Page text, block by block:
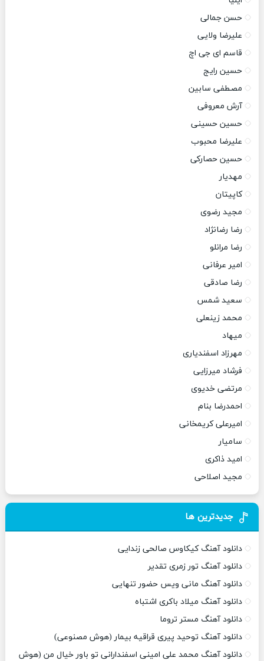
حسن جمالی
علیرضا ولایی
قاسم ای جی اچ
حسین رایج
مصطفی سابین
آرش معروفی
حسین حسینی
علیرضا محبوب
حسین حصارکی
مهدیار
کاپیتان
مجید رضوی
رضا رضانژاد
رضا مرانلو
امیر عرفانی
رضا صادقی
سعید شمس
محمد زینعلی
میهاد
مهرزاد اسفندیاری
فرشاد میرزایی
مرتضی خدیوی
احمدرضا بنام
امیرعلی کریمخانی
سامیار
امید ذاکری
مجید اصلاحی
جدیدترین ها
دانلود آهنگ کیکاوس صالحی زندایی
دانلود آهنگ تور زمری تقدیر
دانلود آهنگ مانی ویس حضور تنهایی
دانلود آهنگ میلاد باکری اشتباه
دانلود آهنگ مستر تروما
دانلود آهنگ توحید پیری قراقیه بیمار (هوش مصنوعی)
دانلود آهنگ محمد علی امینی اسفندارانی تو باور خیال من (هوش